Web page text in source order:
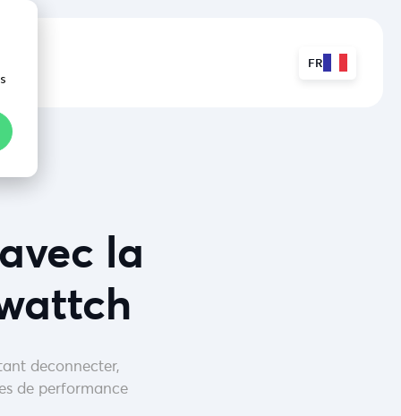
FR
la
deconnecter,
de performance